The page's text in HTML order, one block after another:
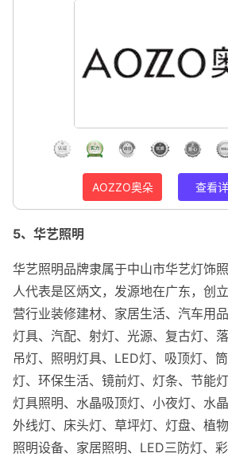
AOZZO奥朵 查看
5、华艺照明
华艺照明品牌隶属于中山市华艺灯饰
人代表是区炳文，发源地在广东，创
营行业装修建材、家居生活、汽车用
灯具、汽配、射灯、光源、复古灯、
吊灯、照明灯具、LED灯、吸顶灯、
灯、环保生活、镜前灯、灯条、节能
灯具照明、水晶吸顶灯、小夜灯、水
外线灯、床头灯、草坪灯、灯盘、植
照明设备、家居照明、LED三防灯、